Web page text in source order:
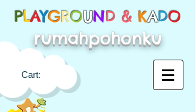
PLAYGROUND & KADO
rumahpohonku
Cart: